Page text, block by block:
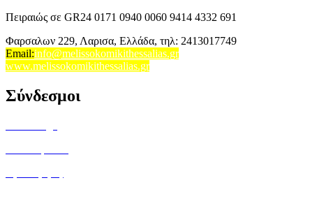
Πειραιώς σε GR24 0171 0940 0060 9414 4332 691
Φαρσαλων 229, Λαρισα, Ελλάδα, τηλ: 2413017749
Email:info@melissokomikithessalias.gr
www.melissokomikithessalias.gr
Σύνδεσμοι